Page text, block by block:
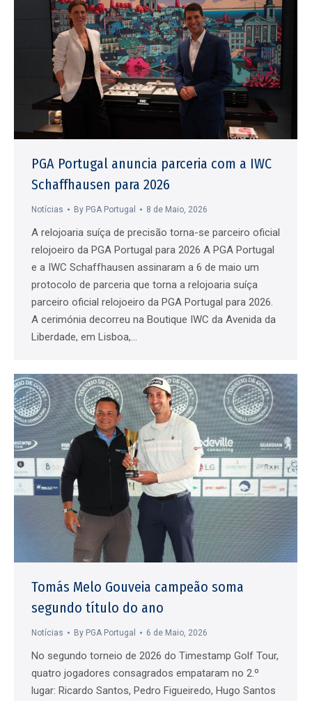
PGA Portugal anuncia parceria com a IWC
Schaffhausen para 2026
Notícias By PGA Portugal 8 de Maio, 2026
A relojoaria suíça de precisão torna-se parceiro oficial
relojoeiro da PGA Portugal para 2026 A PGA Portugal
e a IWC Schaffhausen assinaram a 6 de maio um
protocolo de parceria que torna a relojoaria suíça
parceiro oficial relojoeiro da PGA Portugal para 2026.
A cerimónia decorreu na Boutique IWC da Avenida da
Liberdade, em Lisboa,…
Tomás Melo Gouveia campeão soma
segundo título do ano
Notícias By PGA Portugal 6 de Maio, 2026
No segundo torneio de 2026 do Timestamp Golf Tour,
quatro jogadores consagrados empataram no 2.º
lugar: Ricardo Santos, Pedro Figueiredo, Hugo Santos